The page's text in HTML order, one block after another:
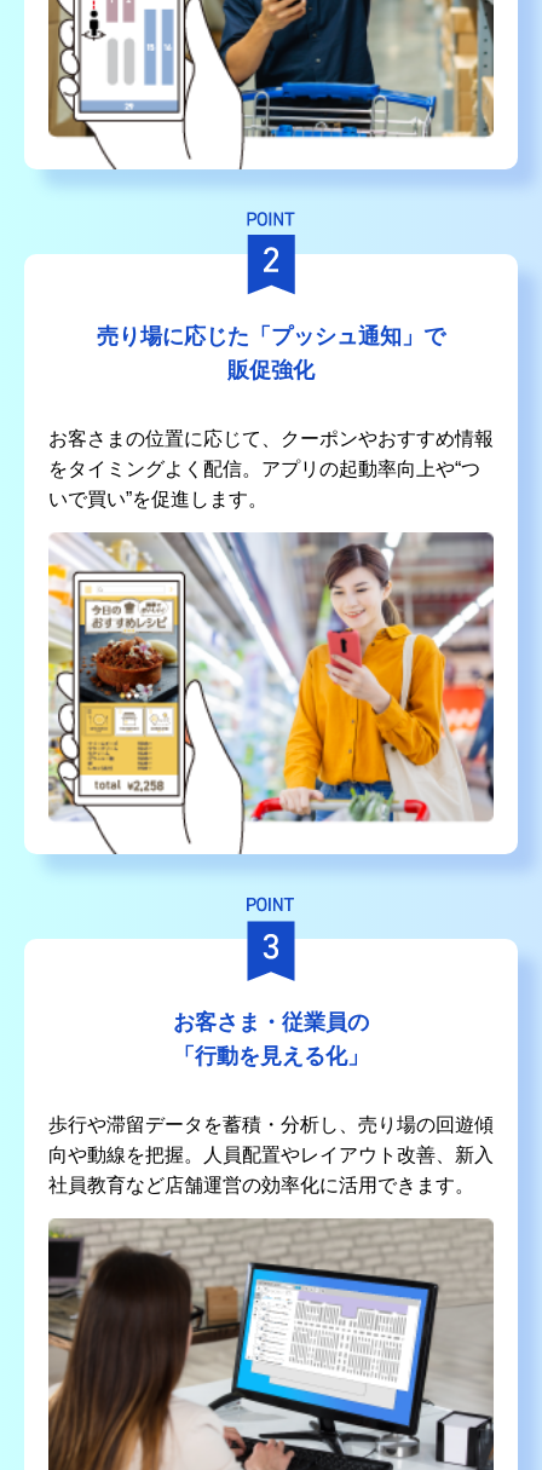
売り場に応じた「プッシュ通知」 で
販促強化
お客さまの位置に応じて、クーポンやおすすめ情報
をタイミングよく配信。アプリの起動率向上や“つ
いで買い”を促進します。
お客さま・従業員の
「行動を見える化」
歩行や滞留データを蓄積・分析し、売り場の回遊傾
向や動線を把握。人員配置やレイアウト改善、新入
社員教育など店舗運営の効率化に活用できます。